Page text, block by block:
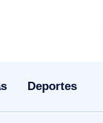
Deportes